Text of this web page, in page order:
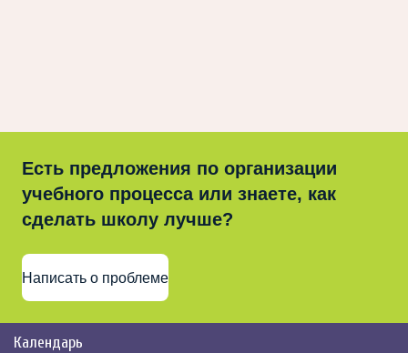
Есть предложения по организации
учебного процесса или знаете, как
сделать школу лучше?
Написать о проблеме
Календарь